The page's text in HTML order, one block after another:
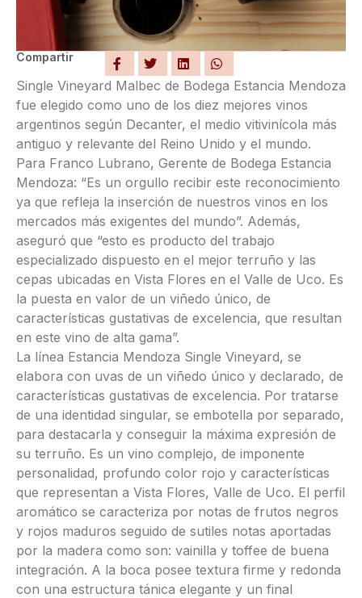
Compartir
Single Vineyard Malbec de Bodega Estancia Mendoza
fue elegido como uno de los diez mejores vinos
argentinos según Decanter, el medio vitivinícola más
antiguo y relevante del Reino Unido y el mundo.
Para Franco Lubrano, Gerente de Bodega Estancia
Mendoza: “Es un orgullo recibir este reconocimiento
ya que refleja la inserción de nuestros vinos en los
mercados más exigentes del mundo”. Además,
aseguró que “esto es producto del trabajo
especializado dispuesto en el mejor terruño y las
cepas ubicadas en Vista Flores en el Valle de Uco. Es
la puesta en valor de un viñedo único, de
características gustativas de excelencia, que resultan
en este vino de alta gama”.
La línea Estancia Mendoza Single Vineyard, se
elabora con uvas de un viñedo único y declarado, de
características gustativas de excelencia. Por tratarse
de una identidad singular, se embotella por separado,
para destacarla y conseguir la máxima expresión de
su terruño. Es un vino complejo, de imponente
personalidad, profundo color rojo y características
que representan a Vista Flores, Valle de Uco. El perfil
aromático se caracteriza por notas de frutos negros
y rojos maduros seguido de sutiles notas aportadas
por la madera como son: vainilla y toffee de buena
integración. A la boca posee textura firme y redonda
con una estructura tánica elegante y un final